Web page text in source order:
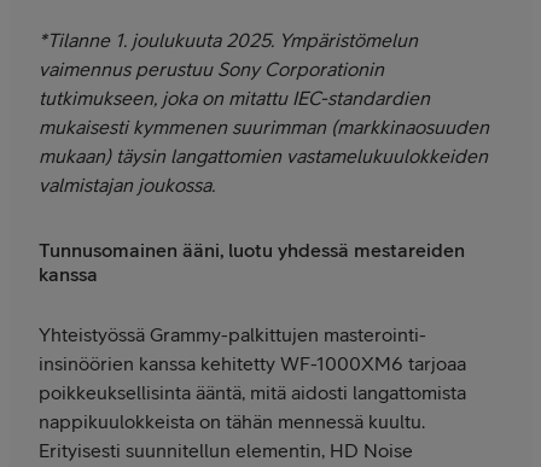
*Tilanne 1. joulukuuta 2025. Ympäristömelun
vaimennus perustuu Sony Corporationin
tutkimukseen, joka on mitattu IEC-standardien
mukaisesti kymmenen suurimman (markkinaosuuden
mukaan) täysin langattomien vastamelukuulokkeiden
valmistajan joukossa.
Tunnusomainen ääni, luotu yhdessä mestareiden
kanssa
Yhteistyössä Grammy-palkittujen masterointi-
insinöörien kanssa kehitetty WF-1000XM6 tarjoaa
poikkeuksellisinta ääntä, mitä aidosti langattomista
nappikuulokkeista on tähän mennessä kuultu.
Erityisesti suunnitellun elementin, HD Noise